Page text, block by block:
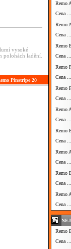
vysoké
polohách ladění.
Pinstripe 20
Remo
Cena
Remo
Cena
Remo
Cena
Remo
Cena
Remo
Cena
Remo
Cena
Remo
Cena
Remo
Cena
Remo
Cena
Remo
Cena
Remo
Cena